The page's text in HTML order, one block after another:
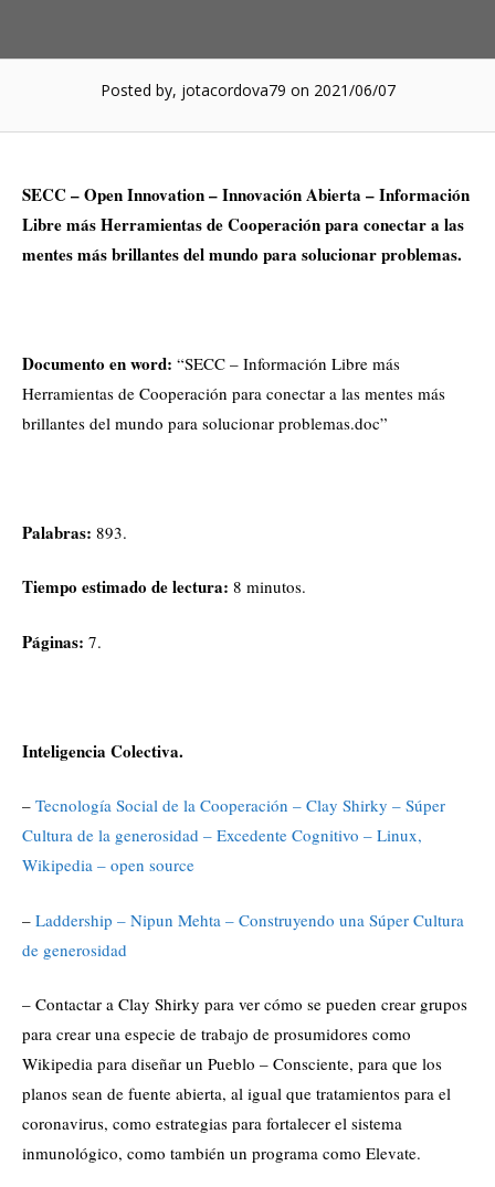
Posted by, jotacordova79 on 2021/06/07
SECC – Open Innovation – Innovación Abierta – Información
Libre más Herramientas de Cooperación para conectar a las
mentes más brillantes del mundo para solucionar problemas.
Documento en word: “SECC – Información Libre más
Herramientas de Cooperación para conectar a las mentes más
brillantes del mundo para solucionar problemas.doc”
Palabras: 893.
Tiempo estimado de lectura: 8 minutos.
Páginas: 7.
Inteligencia Colectiva.
– Tecnología Social de la Cooperación – Clay Shirky – Súper
Cultura de la generosidad – Excedente Cognitivo – Linux,
Wikipedia – open source
– Laddership – Nipun Mehta – Construyendo una Súper Cultura
de generosidad
– Contactar a Clay Shirky para ver cómo se pueden crear grupos
para crear una especie de trabajo de prosumidores como
Wikipedia para diseñar un Pueblo – Consciente, para que los
planos sean de fuente abierta, al igual que tratamientos para el
coronavirus, como estrategias para fortalecer el sistema
inmunológico, como también un programa como Elevate.